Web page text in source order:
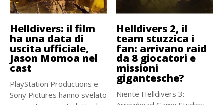
Helldivers: il film
ha una data di
uscita ufficiale,
Jason Momoa nel
cast
PlayStation Productions e
Sony Pictures hanno svelato
Helldivers 2, il
team stuzzica i
fan: arrivano raid
da 8 giocatori e
missioni
gigantesche?
Niente Helldivers 3: